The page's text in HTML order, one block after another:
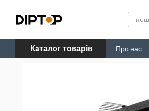
Каталог товарів Про нас